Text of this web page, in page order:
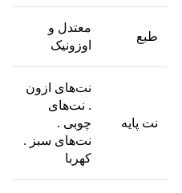
طبع
معتدل و
اوزونیک
نت پایه
نت‌های ازون
. نت‌های
چوبی .
نت‌های سبز .
کهربا